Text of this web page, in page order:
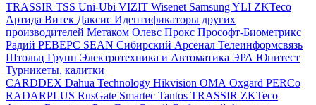
TRASSIR TSS Uni-Ubi VIZIT Wisenet SamsungYLI ZKTeco
Артида Витек Даксис Идентификаторы других
производителей Метаком Олевс Прокс Прософт-Биометрикс
Радий РЕВЕРС SEAN Сибирский Арсенал Телеинформсвязь
Штольц Групп Электротехника и Автоматика ЭРА Юнитест
Турникеты, калитки
CARDDEX Dahua Technology Hikvision ОМА Oxgard PERCo
RADARPLUS RusGate Smartec Tantos TRASSIR ZKTeco